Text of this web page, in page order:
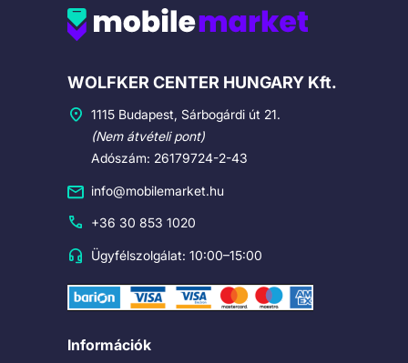
Cégadatok
WOLFKER CENTER HUNGARY Kft.
1115 Budapest, Sárbogárdi út 21.
(Nem átvételi pont)
Adószám: 26179724-2-43
info@mobilemarket.hu
+36 30 853 1020
Ügyfélszolgálat: 10:00–15:00
Információk